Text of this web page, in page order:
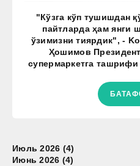
"Кўзга кўп тушишдан
пайтларда ҳам янги
ўзимизни тиярдик", -
Ҳошимов
супермаркетга
Июль 2026 (4)
Июнь 2026 (4)